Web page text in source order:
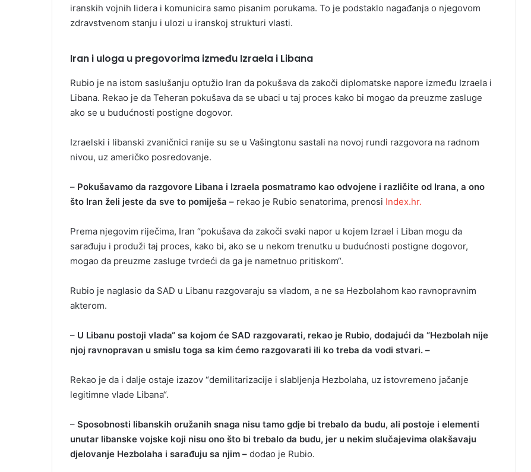
iranskih vojnih lidera i komunicira samo pisanim porukama. To je podstaklo nagađanja o njegovom
zdravstvenom stanju i ulozi u iranskoj strukturi vlasti.
Iran i uloga u pregovorima između Izraela i Libana
Rubio je na istom saslušanju optužio Iran da pokušava da zakoči diplomatske napore između Izraela i
Libana. Rekao je da Teheran pokušava da se ubaci u taj proces kako bi mogao da preuzme zasluge
ako se u budućnosti postigne dogovor.
Izraelski i libanski zvaničnici ranije su se u Vašingtonu sastali na novoj rundi razgovora na radnom
nivou, uz američko posredovanje.
– Pokušavamo da razgovore Libana i Izraela posmatramo kao odvojene i različite od Irana, a ono
što Iran želi jeste da sve to pomiješa – rekao je Rubio senatorima, prenosi Index.hr.
Prema njegovim riječima, Iran “pokušava da zakoči svaki napor u kojem Izrael i Liban mogu da
sarađuju i produži taj proces, kako bi, ako se u nekom trenutku u budućnosti postigne dogovor,
mogao da preuzme zasluge tvrdeći da ga je nametnuo pritiskom“.
Rubio je naglasio da SAD u Libanu razgovaraju sa vladom, a ne sa Hezbolahom kao ravnopravnim
akterom.
– U Libanu postoji vlada“ sa kojom će SAD razgovarati, rekao je Rubio, dodajući da “Hezbolah nije
njoj ravnopravan u smislu toga sa kim ćemo razgovarati ili ko treba da vodi stvari. –
Rekao je da i dalje ostaje izazov “demilitarizacije i slabljenja Hezbolaha, uz istovremeno jačanje
legitimne vlade Libana“.
– Sposobnosti libanskih oružanih snaga nisu tamo gdje bi trebalo da budu, ali postoje i elementi
unutar libanske vojske koji nisu ono što bi trebalo da budu, jer u nekim slučajevima olakšavaju
djelovanje Hezbolaha i sarađuju sa njim – dodao je Rubio.